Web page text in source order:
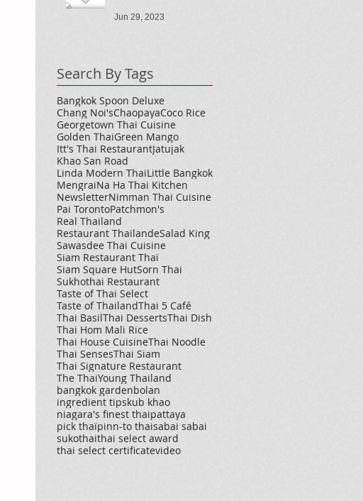
Jun 29, 2023
Search By Tags
Bangkok Spoon Deluxe
Chang Noi'sChaopayaCoco Rice
Georgetown Thai Cuisine
Golden ThaiGreen Mango
Itt's Thai RestaurantJatujak
Khao San Road
Linda Modern ThaiLittle Bangkok
MengraiNa Ha Thai Kitchen
NewsletterNimman Thai Cuisine
Pai TorontoPatchmon's
Real Thailand
Restaurant ThaïlandeSalad King
Sawasdee Thai Cuisine
Siam Restaurant Thaï
Siam Square HutSorn Thai
Sukhothai Restaurant
Taste of Thai Select
Taste of ThailandThai 5 Café
Thai BasilThai DessertsThai Dish
Thai Hom Mali Rice
Thai House CuisineThai Noodle
Thai SensesThai Siam
Thai Signature Restaurant
The ThaiYoung Thailand
bangkok gardenbolan
ingredient tipskub khao
niagara's finest thaipattaya
pick thaïpinn-to thaisabai sabai
sukothaithai select award
thai select certificatevideo